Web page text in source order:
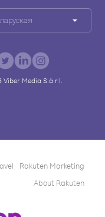
Viber Media S.à r.l.
Rakuten Marketing
About Rakuten